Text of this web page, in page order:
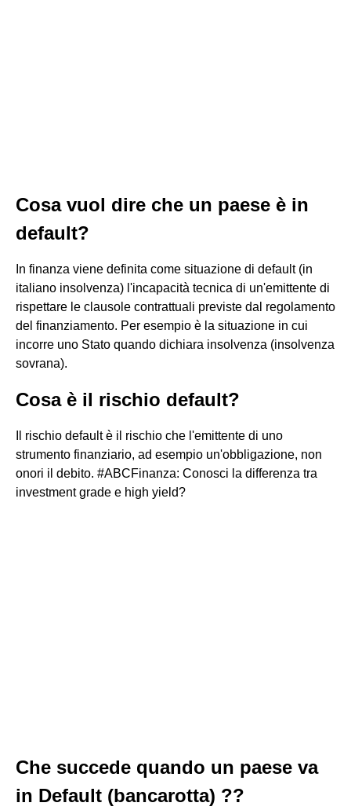
Cosa vuol dire che un paese è in
default?
In finanza viene definita come situazione di default (in
italiano insolvenza) l'incapacità tecnica di un'emittente di
rispettare le clausole contrattuali previste dal regolamento
del finanziamento. Per esempio è la situazione in cui
incorre uno Stato quando dichiara insolvenza (insolvenza
sovrana).
Cosa è il rischio default?
Il rischio default è il rischio che l'emittente di uno
strumento finanziario, ad esempio un'obbligazione, non
onori il debito. #ABCFinanza: Conosci la differenza tra
investment grade e high yield?
Che succede quando un paese va
in Default (bancarotta) ??